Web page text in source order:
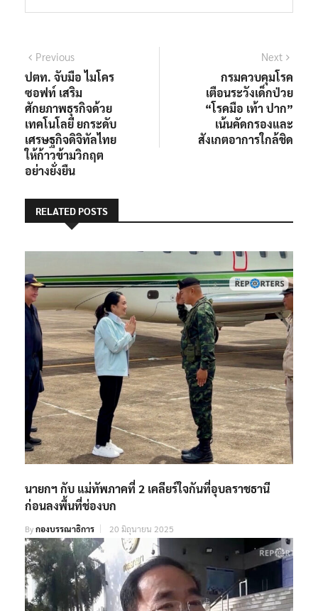
Previous
ปตท. จับมือ ไมโคร
ซอฟท์ เสริม
ศักยภาพธุรกิจด้วย
เทคโนโลยี ยกระดับ
เศรษฐกิจดิจิทัลไทย
ให้ก้าวข้ามวิกฤต
อย่างยั่งยืน
Next
กรมควบคุมโรค
เตือนระวังเด็กป่วย
“โรคมือ เท้า ปาก”
เน้นคัดกรองและ
สังเกตอาการใกล้ชิด
RELATED POSTS
นายกฯ กับ แม่ทัพภาคที่ 2 เคลียร์ใจกันที่อุบลราชธานี
ก่อนลงพื้นที่ช่องบก
Byกองบรรณาธิการ 20 มิถุนายน 2025